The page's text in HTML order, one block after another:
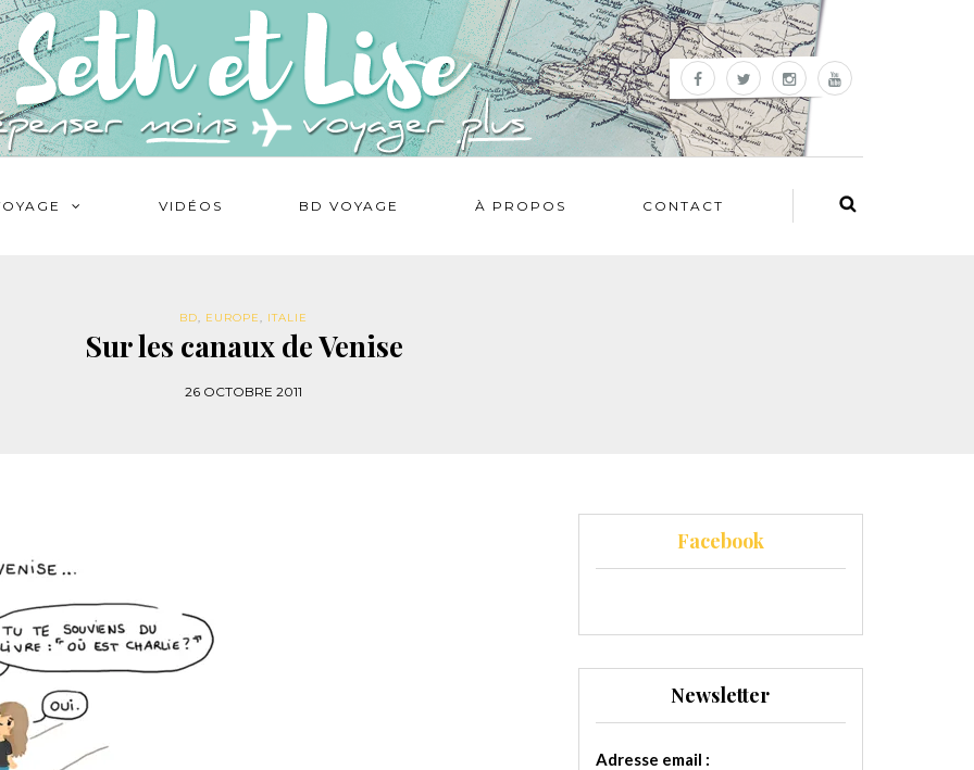
VIDÉOS BD VOYAGE À PROPOS CONTACT
BD, EUROPE, ITALIE
Sur les canaux de Venise
26 OCTOBRE 2011
Facebook
Newsletter
Adresse email :